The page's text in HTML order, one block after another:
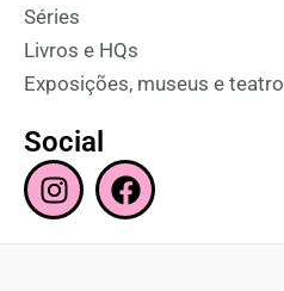
Séries
Livros e HQs
Exposições, museus e teatro
Social
I
n
s
F
a
c